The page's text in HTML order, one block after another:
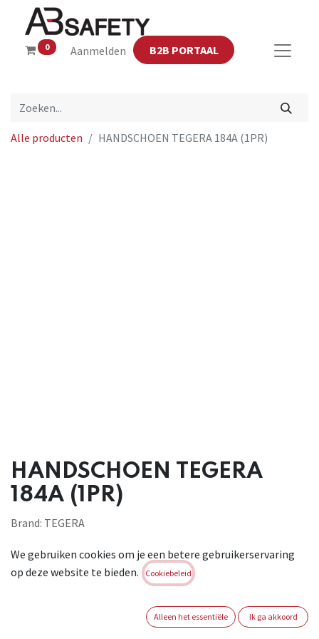
0 Aanmelden B2B PORTAAL
Alle producten HANDSCHOEN TEGERA 184A (1PR)
HANDSCHOEN TEGERA
184A (1PR)
Brand: TEGERA
Login of registreer om verder te
gaan
We gebruiken cookies om je een betere gebruikerservaring
op deze website te bieden.
Cookiebeleid
Alleen het essentiële Ik ga akkoord